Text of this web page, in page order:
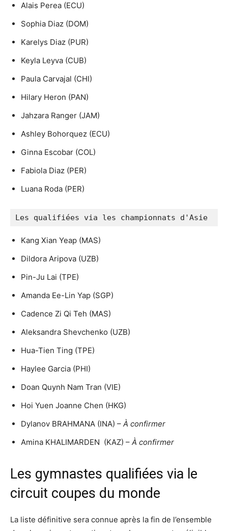
Alais Perea (ECU)
Sophia Diaz (DOM)
Karelys Diaz (PUR)
Keyla Leyva (CUB)
Paula Carvajal (CHI)
Hilary Heron (PAN)
Jahzara Ranger (JAM)
Ashley Bohorquez (ECU)
Ginna Escobar (COL)
Fabiola Diaz (PER)
Luana Roda (PER)
Les qualifiées via les championnats d'Asie
Kang Xian Yeap (MAS)
Dildora Aripova (UZB)
Pin-Ju Lai (TPE)
Amanda Ee-Lin Yap (SGP)
Cadence Zi Qi Teh (MAS)
Aleksandra Shevchenko (UZB)
Hua-Tien Ting (TPE)
Haylee Garcia (PHI)
Doan Quynh Nam Tran (VIE)
Hoi Yuen Joanne Chen (HKG)
Dylanov BRAHMANA (INA) – À confirmer
Amina KHALIMARDEN (KAZ) – À confirmer
Les gymnastes qualifiées via le
circuit coupes du monde
La liste définitive sera connue après la fin de l’ensemble